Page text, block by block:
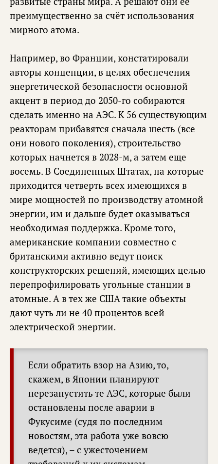
преимущественно за счёт использования
мирного атома.
Например, во Франции, констатировали
авторы концепции, в целях обеспечения
энергетической безопасности основной
акцент в период до 2050-го собираются
сделать именно на АЭС. К 56 существующим
реакторам прибавятся сначала шесть (все
они нового поколения), строительство
которых начнется в 2028-м, а затем еще
восемь. В Соединенных Штатах, на которые
приходится четверть всех имеющихся в
мире мощностей по производству атомной
энергии, им и дальше будет оказываться
необходимая поддержка. Кроме того,
американские компании совместно с
британскими активно ведут поиск
конструкторских решений, имеющих целью
перепрофилировать угольные станции в
атомные. А в тех же США такие объекты
дают чуть ли не 40 процентов всей
электрической энергии.
Если обратить взор на Азию, то,
скажем, в Японии планируют
перезапустить те АЭС, которые были
остановлены после аварии в
Фукусиме (судя по последним
новостям, эта работа уже вовсю
ведется), – с ужесточением